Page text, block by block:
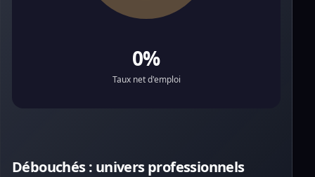
0%
Taux net d'emploi
Débouchés : univers professionnels